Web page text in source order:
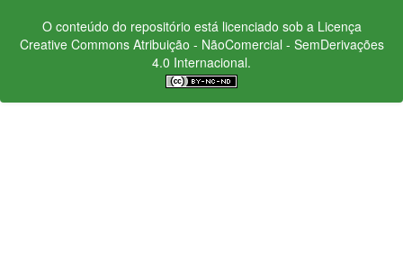
O conteúdo do repositório está licenciado sob a Licença
Creative CommonsAtribuição - NãoComercial - SemDerivações
4.0 Internacional.